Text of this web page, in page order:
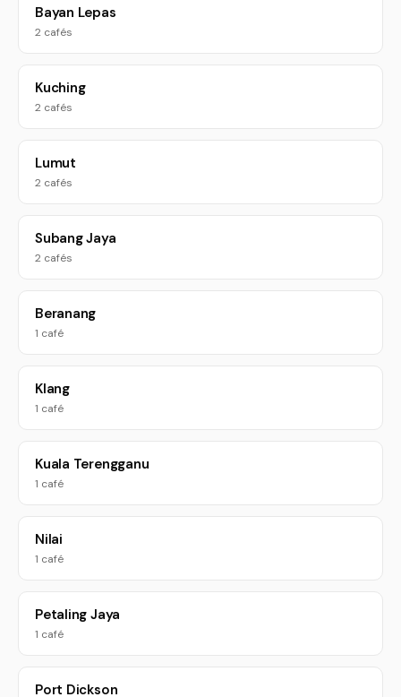
Bayan Lepas
2 cafés
Kuching
2 cafés
Lumut
2 cafés
Subang Jaya
2 cafés
Beranang
1 café
Klang
1 café
Kuala Terengganu
1 café
Nilai
1 café
Petaling Jaya
1 café
Port Dickson